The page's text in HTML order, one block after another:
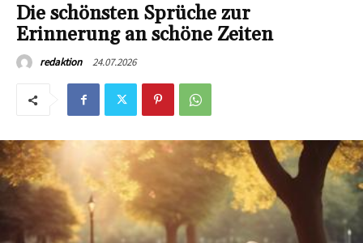
Die schönsten Sprüche zur
Erinnerung an schöne Zeiten
redaktion 24.07.2026